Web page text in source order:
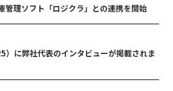
管理ソフト「ロジクラ」との連携を開始
に弊社代表のインタビューが掲載されま